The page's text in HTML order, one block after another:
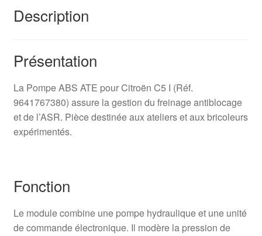
Description
Présentation
La Pompe ABS ATE pour Citroën C5 I (Réf.
9641767380) assure la gestion du freinage antiblocage
et de l’ASR. Pièce destinée aux ateliers et aux bricoleurs
expérimentés.
Fonction
Le module combine une pompe hydraulique et une unité
de commande électronique. Il modère la pression de